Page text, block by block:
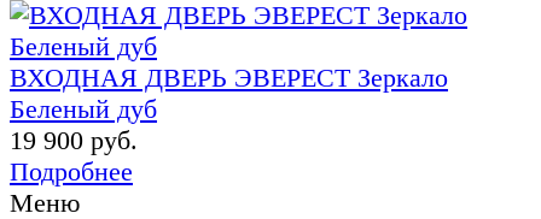
ВХОДНАЯ ДВЕРЬ ЭВЕРЕСТ Зеркало
Беленый дуб
19 900 руб.
Подробнее
Меню